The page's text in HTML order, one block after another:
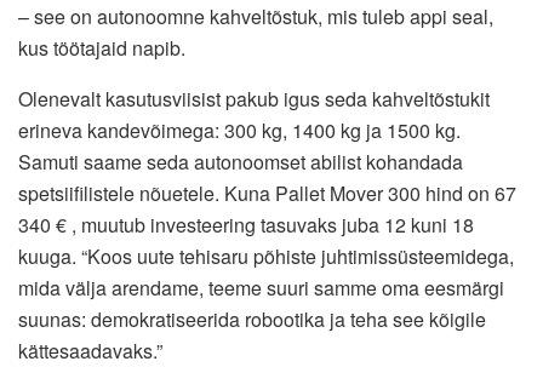
– see on autonoomne kahveltõstuk, mis tuleb appi seal,
kus töötajaid napib.
Olenevalt kasutusviisist pakub igus seda kahveltõstukit
erineva kandevõimega: 300 kg, 1400 kg ja 1500 kg.
Samuti saame seda autonoomset abilist kohandada
spetsiifilistele nõuetele. Kuna Pallet Mover 300 hind on 67
340 € , muutub investeering tasuvaks juba 12 kuni 18
kuuga. “Koos uute tehisaru põhiste juhtimissüsteemidega,
mida välja arendame, teeme suuri samme oma eesmärgi
suunas: demokratiseerida robootika ja teha see kõigile
kättesaadavaks.”